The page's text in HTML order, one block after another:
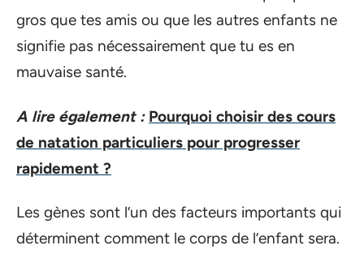
gros que tes amis ou que les autres enfants ne
signifie pas nécessairement que tu es en
mauvaise santé.
A lire également : Pourquoi choisir des cours
de natation particuliers pour progresser
rapidement ?
Les gènes sont l’un des facteurs importants qui
déterminent comment le corps de l’enfant sera.